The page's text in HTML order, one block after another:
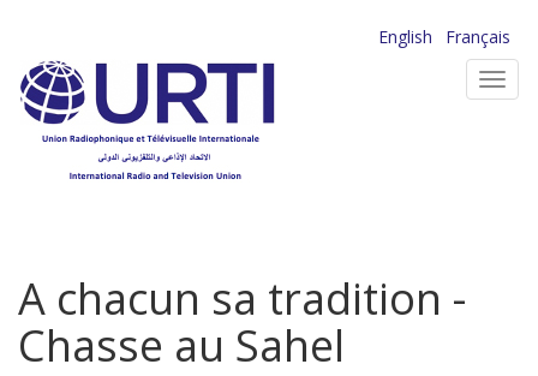
contenu
principal
English
Français
A chacun sa tradition -
Chasse au Sahel